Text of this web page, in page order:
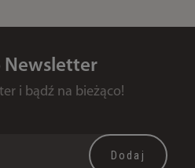
Newsletter
i bądź na bieżąco!